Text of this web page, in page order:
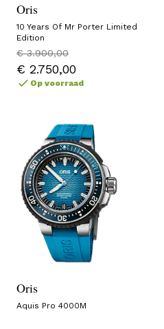
Oris
10 Years Of Mr Porter Limited
Edition
€ 3.900,00
€ 2.750,00
Op voorraad
Oris
Aquis Pro 4000M